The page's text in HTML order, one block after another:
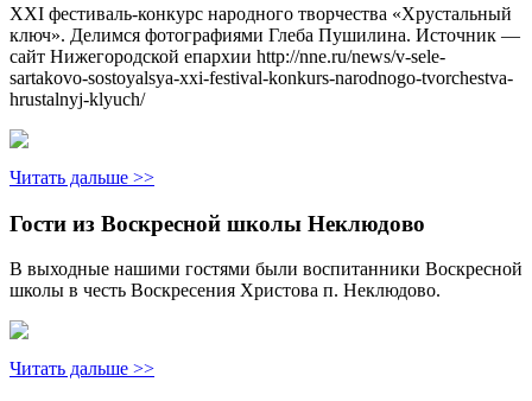
XXI фестиваль-конкурс народного творчества «Хрустальный
ключ». Делимся фотографиями Глеба Пушилина. Источник —
сайт Нижегородской епархии http://nne.ru/news/v-sele-
sartakovo-sostoyalsya-xxi-festival-konkurs-narodnogo-tvorchestva-
hrustalnyj-klyuch/
Читать дальше >>
Гости из Воскресной школы Неклюдово
В выходные нашими гостями были воспитанники Воскресной
школы в честь Воскресения Христова п. Неклюдово.
Читать дальше >>